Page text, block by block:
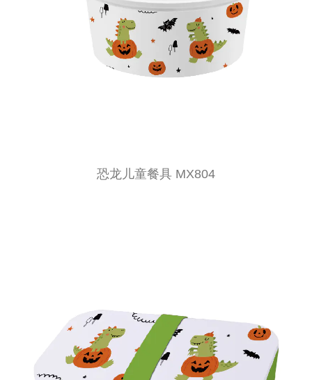
恐龙儿童餐具 MX804